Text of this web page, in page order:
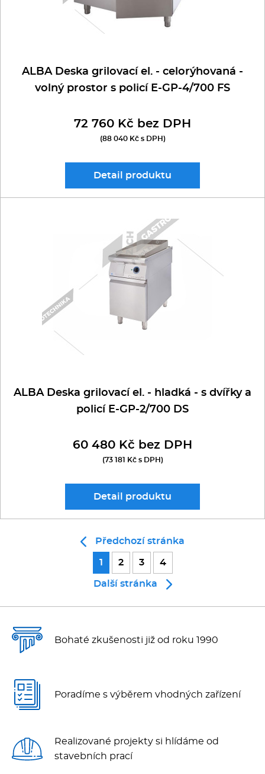
ALBA Deska grilovací el. - celorýhovaná -
volný prostor s policí E-GP-4/700 FS
72 760 Kč bez DPH
(88 040 Kč s DPH)
Detail produktu
ALBA Deska grilovací el. - hladká - s dvířky a
policí E-GP-2/700 DS
60 480 Kč bez DPH
(73 181 Kč s DPH)
Detail produktu
Předchozí stránka
1 2 3 4
Další stránka
Bohaté zkušenosti již od roku 1990
Poradíme s výběrem vhodných zařízení
Realizované projekty si hlídáme od
stavebních prací